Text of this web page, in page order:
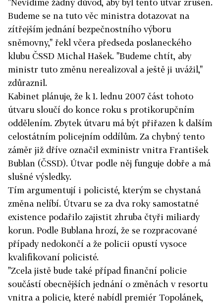
"Nevidíme žádný důvod, aby byl tento útvar zrušen.
Budeme se na tuto věc ministra dotazovat na
zítřejším jednání bezpečnostního výboru
sněmovny," řekl včera předseda poslaneckého
klubu ČSSD Michal Hašek. "Budeme chtít, aby
ministr tuto změnu nerealizoval a ještě ji uvážil,"
zdůraznil.
Kabinet plánuje, že k 1. lednu 2007 část tohoto
útvaru sloučí do konce roku s protikorupčním
oddělením. Zbytek útvaru má být přiřazen k dalším
celostátním policejním oddílům. Za chybný tento
záměr již dříve označil exministr vnitra František
Bublan (ČSSD). Útvar podle něj funguje dobře a má
slušné výsledky.
Tím argumentují i policisté, kterým se chystaná
změna nelíbí. Útvaru se za dva roky samostatné
existence podařilo zajistit zhruba čtyři miliardy
korun. Podle Bublana hrozí, že se rozpracované
případy nedokončí a že policii opustí vysoce
kvalifikovaní policisté.
"Zcela jistě bude také případ finanční policie
součástí obecnějších jednání o změnách v resortu
vnitra a policie, které nabídl premiér Topolánek,